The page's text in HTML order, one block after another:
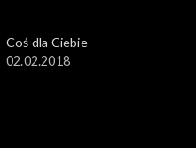
Coś dla Ciebie
02.02.2018